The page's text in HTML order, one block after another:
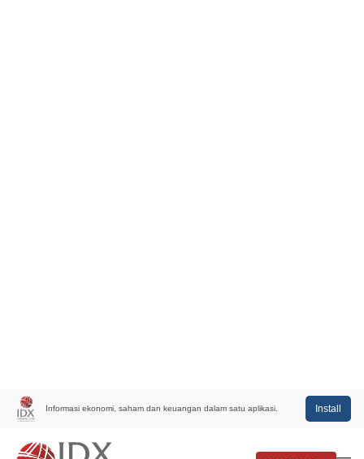
Informasi ekonomi, saham dan keuangan dalam satu aplikasi. Install